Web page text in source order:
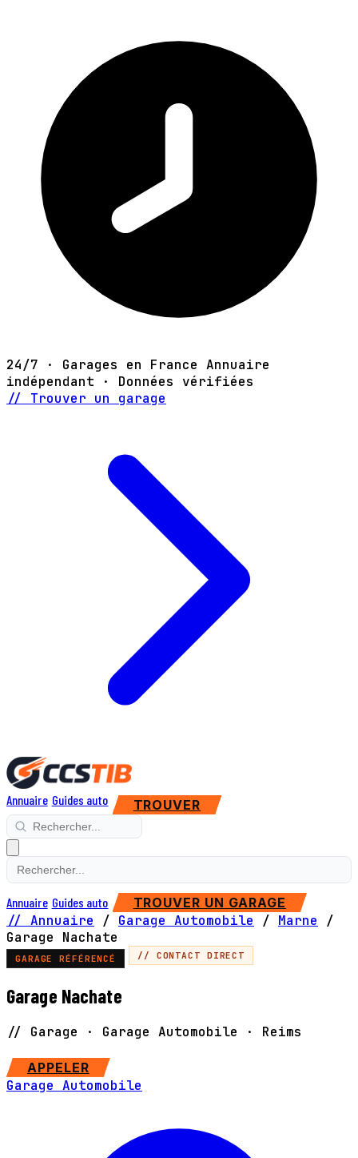
24/7 · Garages en France Annuaire
indépendant · Données vérifiées
// Trouver un garage
Annuaire Guides auto TROUVER
Annuaire Guides auto TROUVER UN GARAGE
// Annuaire / Garage Automobile / Marne
/
Garage Nachate
GARAGE RÉFÉRENCÉ // CONTACT DIRECT
Garage Nachate
// Garage · Garage Automobile · Reims
APPELER
Garage Automobile